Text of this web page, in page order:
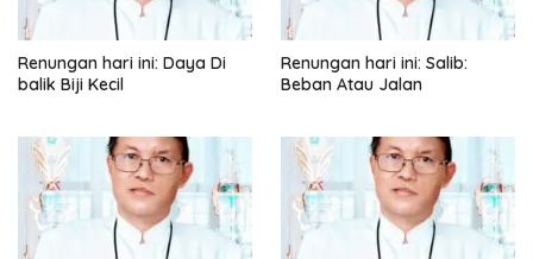
Renungan hari ini: Daya Di
balik Biji Kecil
Renungan hari ini: Salib:
Beban Atau Jalan